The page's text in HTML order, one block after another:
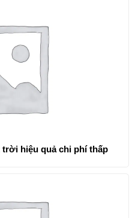
trời hiệu quả chi phí thấp